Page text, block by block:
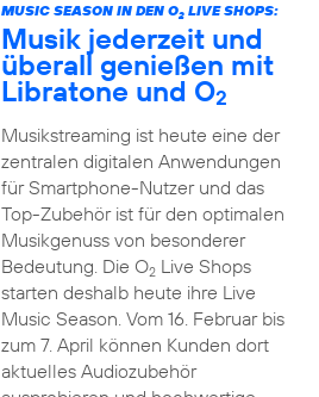
MUSIC SEASON IN DEN O2LIVE SHOPS:
Musik jederzeit und
überall genießen mit
Libratone und O2
Musikstreaming ist heute eine der
zentralen digitalen Anwendungen
für Smartphone-Nutzer und das
Top-Zubehör ist für den optimalen
Musikgenuss von besonderer
Bedeutung. Die O2Live Shops
starten deshalb heute ihre Live
Music Season. Vom 16. Februar bis
zum 7. April können Kunden dort
aktuelles Audiozubehör